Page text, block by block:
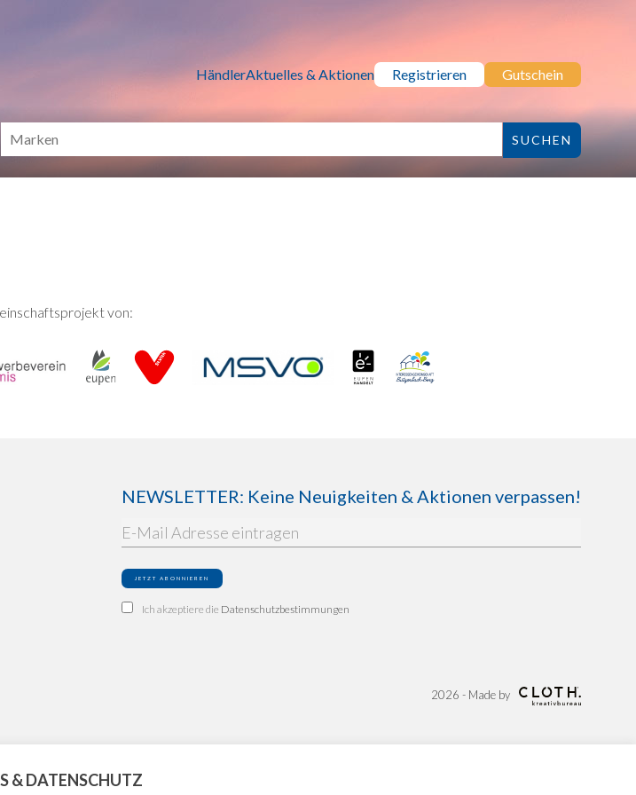
Shoppen HändlerAktuelles & Aktionen Registrieren Gutschein
von:
NEWSLETTER: Keine Neuigkeiten & Aktionen verpassen!
Ich akzeptiere die Datenschutzbestimmungen
2026 - Made by
& DATENSCHUTZ